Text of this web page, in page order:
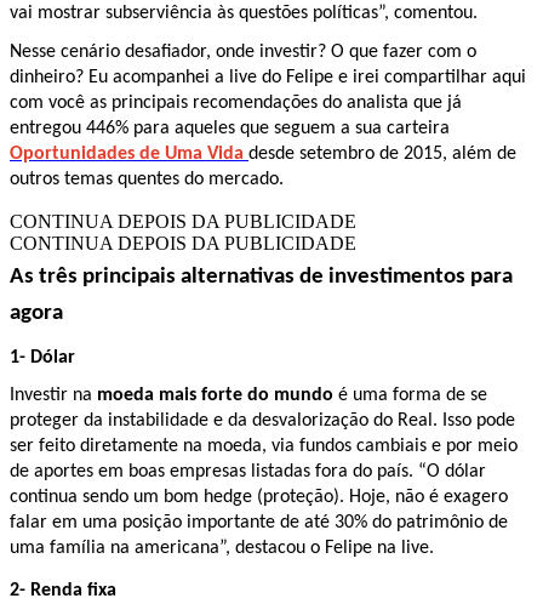
vai mostrar subserviência às questões políticas”, comentou.
Nesse cenário desafiador, onde investir? O que fazer com o
dinheiro? Eu acompanhei a live do Felipe e irei compartilhar aqui
com você as principais recomendações do analista que já
entregou 446% para aqueles que seguem a sua carteira
Oportunidades de Uma Vida desde setembro de 2015, além de
outros temas quentes do mercado.
CONTINUA DEPOIS DA PUBLICIDADE
CONTINUA DEPOIS DA PUBLICIDADE
As três principais alternativas de investimentos para
agora
1- Dólar
Investir na moeda mais forte do mundo é uma forma de se
proteger da instabilidade e da desvalorização do Real. Isso pode
ser feito diretamente na moeda, via fundos cambiais e por meio
de aportes em boas empresas listadas fora do país. “O dólar
continua sendo um bom hedge (proteção). Hoje, não é exagero
falar em uma posição importante de até 30% do patrimônio de
uma família na americana”, destacou o Felipe na live.
2- Renda fixa